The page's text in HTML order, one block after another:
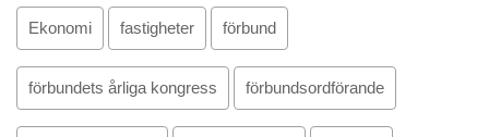
Ekonomi fastigheter förbund
förbundets årliga kongress förbundsordförande